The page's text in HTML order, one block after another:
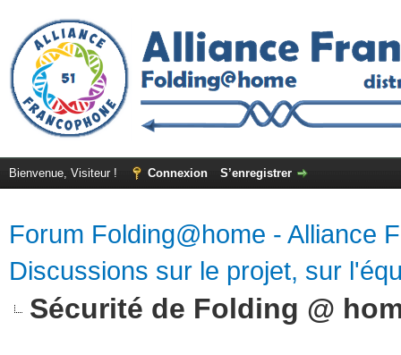
Bienvenue, Visiteur ! Connexion S’enregistrer
Forum Folding@home - Alliance
Discussions sur le projet, sur
Sécurité de Folding @